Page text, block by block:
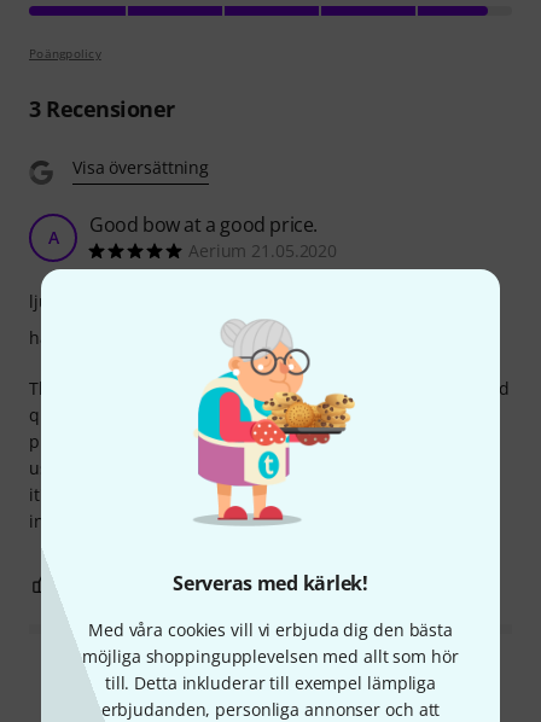
Serveras med kärlek!
Med våra cookies vill vi erbjuda dig den bästa
möjliga shoppingupplevelsen med allt som hör
till. Detta inkluderar till exempel lämpliga
erbjudanden, personliga annonser och att
Poängpolicy
3Recensioner
Visa översättning
A Good bow at a good price.
Aerium 21.05.2020
This bow is well made and plays well. All parts of it are good
quality. Cannot fault it and therefore recommend it to all
players of 1/2 and 1/4 size double basses. It may be more
used as a backup/practice bow for advanced players. But
it's certainly a very good bow for beginners and
intermediate players.
ljud
hantverkskvalitet
ANMÄL RECENSION
Läs alla recensioner